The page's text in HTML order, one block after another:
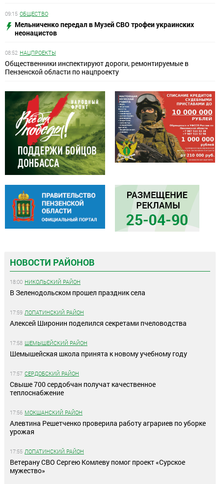
09:15 ОБЩЕСТВО
Мельниченко передал в Музей СВО трофеи украинских
неонацистов
08:52 НАЦПРОЕКТЫ
Общественники инспектируют дороги, ремонтируемые в
Пензенской области по нацпроекту
НОВОСТИ РАЙОНОВ
18:00 НИКОЛЬСКИЙ РАЙОН
В Зеленодольском прошел праздник села
17:59 ЛОПАТИНСКИЙ РАЙОН
Алексей Широнин поделился секретами пчеловодства
17:58 ШЕМЫШЕЙСКИЙ РАЙОН
Шемышейская школа принята к новому учебному году
17:57 СЕРДОБСКИЙ РАЙОН
Свыше 700 сердобчан получат качественное
теплоснабжение
17:56 МОКШАНСКИЙ РАЙОН
Алевтина Решетченко проверила работу аграриев по уборке
урожая
17:55 ЛОПАТИНСКИЙ РАЙОН
Ветерану СВО Сергею Комлеву помог проект «Сурское
мужество»